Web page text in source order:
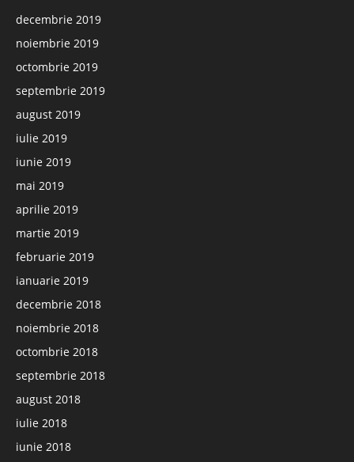
decembrie 2019
noiembrie 2019
octombrie 2019
septembrie 2019
august 2019
iulie 2019
iunie 2019
mai 2019
aprilie 2019
martie 2019
februarie 2019
ianuarie 2019
decembrie 2018
noiembrie 2018
octombrie 2018
septembrie 2018
august 2018
iulie 2018
iunie 2018